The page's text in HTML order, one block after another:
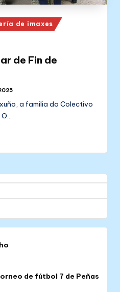
de imaxes
de Fin de
a familia do Colectivo
de fútbol 7 de Peñas